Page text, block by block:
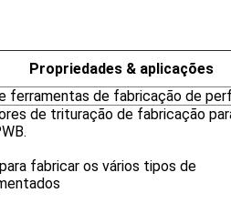
Propriedades & aplicações
ferramentas de fabricação de
de trituração de fabricação
fabricar os vários tipos de